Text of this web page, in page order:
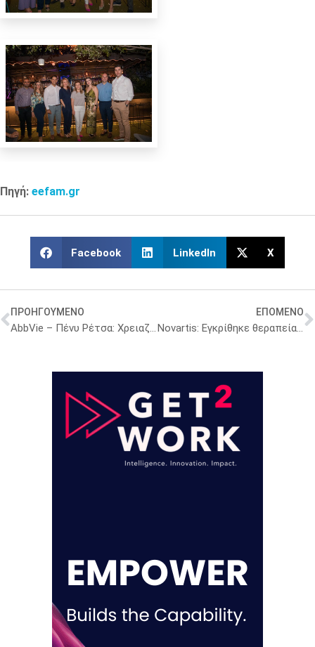
Πηγή: eefam.gr
Facebook LinkedIn X
ΠΡΟΗΓΟΥΜΕΝΟ
AbbVie – Πένυ Ρέτσα: Χρειαζόμαστε εθνικό μηχανισμό Διάθεσης Δεδομένων Υγείας
ΕΠΟΜΕΝΟ
Novartis: Εγκρίθηκε θεραπεία για ενήλικες με χρόνια μυελογενή λευχαιμία